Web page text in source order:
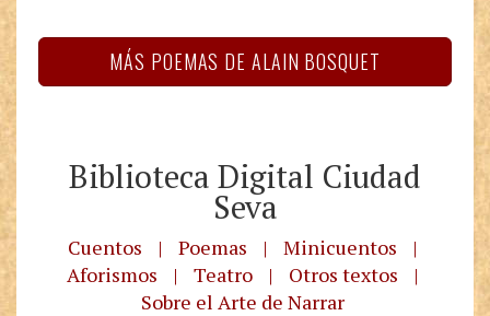
MÁS POEMAS DE ALAIN BOSQUET
Biblioteca Digital Ciudad
Seva
Cuentos | Poemas | Minicuentos
|
Aforismos
| Teatro | Otros textos
|
Sobre el Arte de Narrar